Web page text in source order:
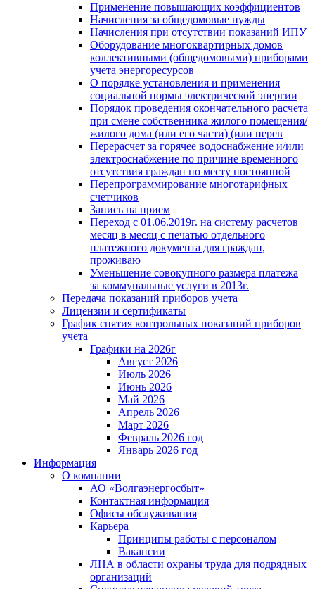
Применение повышающих коэффициентов
Начисления за общедомовые нужды
Начисления при отсутствии показаний ИПУ
Оборудование многоквартирных домов
коллективными (общедомовыми) приборами
учета энергоресурсов
О порядке установления и применения
социальной нормы электрической энергии
Порядок проведения окончательного расчета
при смене собственника жилого помещения/
жилого дома (или его части) (или перев
Перерасчет за горячее водоснабжение и/или
электроснабжение по причине временного
отсутствия граждан по месту постоянной
Перепрограммирование многотарифных
счетчиков
Запись на прием
Переход с 01.06.2019г. на систему расчетов
месяц в месяц с печатью отдельного
платежного документа для граждан,
проживаю
Уменьшение совокупного размера платежа
за коммунальные услуги в 2013г.
Передача показаний приборов учета
Лицензии и сертификаты
График снятия контрольных показаний приборов
учета
Графики на 2026г
Август 2026
Июль 2026
Июнь 2026
Май 2026
Апрель 2026
Март 2026
Февраль 2026 год
Январь 2026 год
Информация
О компании
АО «Волгаэнергосбыт»
Контактная информация
Офисы обслуживания
Карьера
Принципы работы с персоналом
Вакансии
ЛНА в области охраны труда для подрядных
организаций